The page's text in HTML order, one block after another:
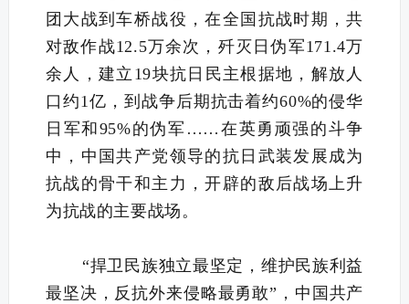
团大战到车桥战役，在全国抗战时期，共
对敌作战12.5万余次，歼灭日伪军171.4万
余人，建立19块抗日民主根据地，解放人
口约1亿，到战争后期抗击着约60%的侵华
日军和95%的伪军……在英勇顽强的斗争
中，中国共产党领导的抗日武装发展成为
抗战的骨干和主力，开辟的敌后战场上升
为抗战的主要战场。
“捍卫民族独立最坚定，维护民族利益
最坚决，反抗外来侵略最勇敢”，中国共产